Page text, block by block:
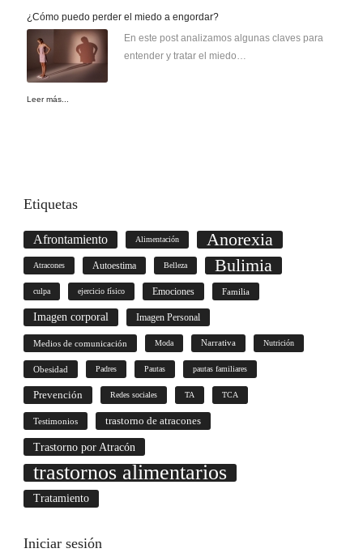
¿Cómo puedo perder el miedo a engordar?
En este post analizamos algunas claves para
entender y tratar el miedo…
Leer más...
Etiquetas
Afrontamiento Alimentación Anorexia
Atracones Autoestima Belleza Bulimia
culpa ejercicio físico Emociones Familia
Imagen corporal Imagen Personal
Medios de comunicación Moda Narrativa Nutrición
Obesidad Padres Pautas pautas familiares
Prevención Redes sociales TA TCA
Testimonios trastorno de atracones
Trastorno por Atracón
trastornos alimentarios
Tratamiento
Iniciar sesión